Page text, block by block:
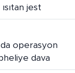
jest
dava